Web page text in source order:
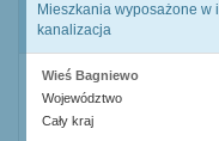
Mieszkania wyposażone
kanalizacja
Wieś Bagniewo
Województwo
Cały kraj